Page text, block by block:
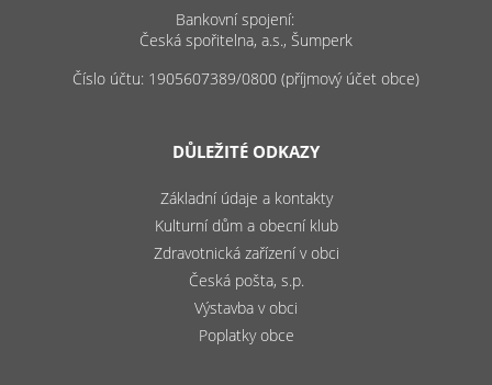
Bankovní spojení:
Česká spořitelna, a.s., Šumperk
Číslo účtu: 1905607389/0800 (příjmový účet obce)
DŮLEŽITÉ ODKAZY
Základní údaje a kontakty
Kulturní dům a obecní klub
Zdravotnická zařízení v obci
Česká pošta, s.p.
Výstavba v obci
Poplatky obce